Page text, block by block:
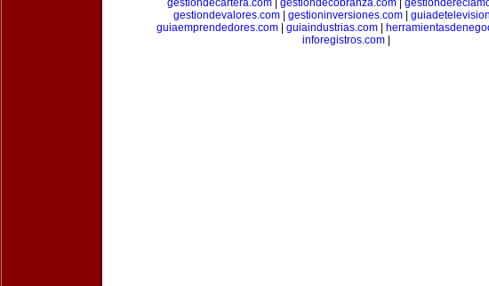
gestiondecartera.com| gestiondecobranza.com|
gestiondevalores.com| gestioninversiones.com|
guiaemprendedores.com
guiaindustrias.com
inforegistros.com|